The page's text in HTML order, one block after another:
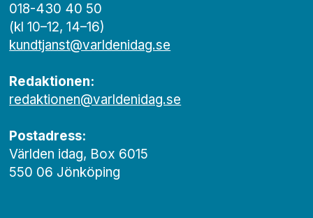
018-430 40 50
(kl 10–12, 14–16)
kundtjanst@varldenidag.se
Redaktionen:
redaktionen@varldenidag.se
Postadress:
Världen idag, Box 6015
550 06 Jönköping